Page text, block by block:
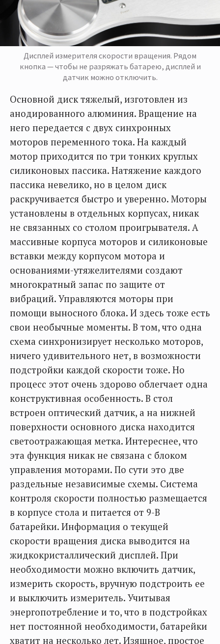
Дисплей измерителя скорости вращения. Рядом
кнопка — чтобы не разряжать батарею, дисплей и
датчик можно отключить.
Основной диск тяжелый, изготовлен из
анодированного алюминия. Вращение на
него передается с двух синхронных
моторов переменного тока. На каждый
мотор приходится по три тонких круглых
силиконовых пассика. Натяжение каждого
пассика невелико, но в целом диск
раскручивается быстро и уверенно. Моторы
установлены в отдельных корпусах, никак
не связанных со столом проигрывателя. А
массивные корпуса моторов и силиконовые
вставки между корпусом мотора и
основаниями-утяжелителями создают
многократный запас по защите от
вибраций. Управляются моторы при
помощи выносного блока. И здесь тоже есть
свои необычные моменты. В том, что одна
схема синхронизирует несколько моторов,
ничего удивительного нет, в возможности
подстройки каждой скорости тоже. Но
процесс этот очень здорово облегчает одна
конструктивная особенность. В стол
встроен оптический датчик, а на нижней
поверхности основного диска находится
светоотражающая метка. Интереснее, что
эта функция никак не связана с блоком
управления моторами. По сути это две
раздельные независимые схемы. Система
контроля скорости полностью размещается
в корпусе стола и питается от 9-В
батарейки. Информация о текущей
скорости вращения диска выводится на
жидкокристаллический дисплей. При
необходимости можно включить датчик,
измерить скорость, вручную подстроить ее
и выключить измеритель. Учитывая
энергопотребление и то, что в подстройках
нет постоянной необходимости, батарейки
хватит на несколько лет. Изящное, простое